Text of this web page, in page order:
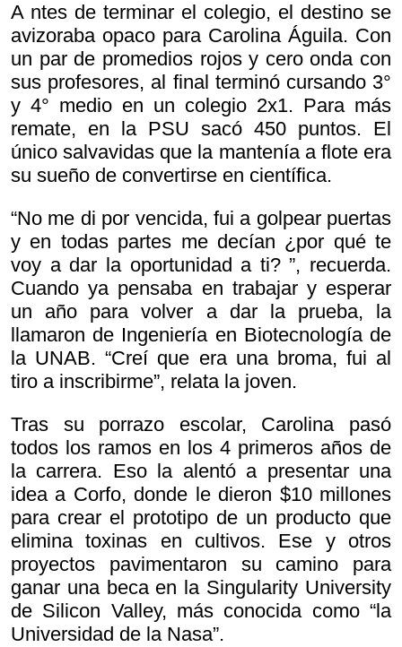
A ntes de terminar el colegio, el destino se
avizoraba opaco para Carolina Águila. Con
un par de promedios rojos y cero onda con
sus profesores, al final terminó cursando 3°
y 4° medio en un colegio 2x1. Para más
remate, en la PSU sacó 450 puntos. El
único salvavidas que la mantenía a flote era
su sueño de convertirse en científica.
“No me di por vencida, fui a golpear puertas
y en todas partes me decían ¿por qué te
voy a dar la oportunidad a ti? ”, recuerda.
Cuando ya pensaba en trabajar y esperar
un año para volver a dar la prueba, la
llamaron de Ingeniería en Biotecnología de
la UNAB. “Creí que era una broma, fui al
tiro a inscribirme”, relata la joven.
Tras su porrazo escolar, Carolina pasó
todos los ramos en los 4 primeros años de
la carrera. Eso la alentó a presentar una
idea a Corfo, donde le dieron $10 millones
para crear el prototipo de un producto que
elimina toxinas en cultivos. Ese y otros
proyectos pavimentaron su camino para
ganar una beca en la Singularity University
de Silicon Valley, más conocida como “la
Universidad de la Nasa”.